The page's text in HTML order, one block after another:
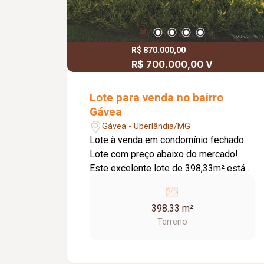
R$ 870.000,00
R$ 700.000,00 V
Lote para venda no bairro
Gávea
Gávea - Uberlândia/MG
Lote à venda em condomínio fechado.
Lote com preço abaixo do mercado!
Este excelente lote de 398,33m² está
dos sonhos, em um dos melhores
condomínios de Uberlândia. Localizado
no bairro Gávea, o imóvel oferece
398.33 m²
Terreno